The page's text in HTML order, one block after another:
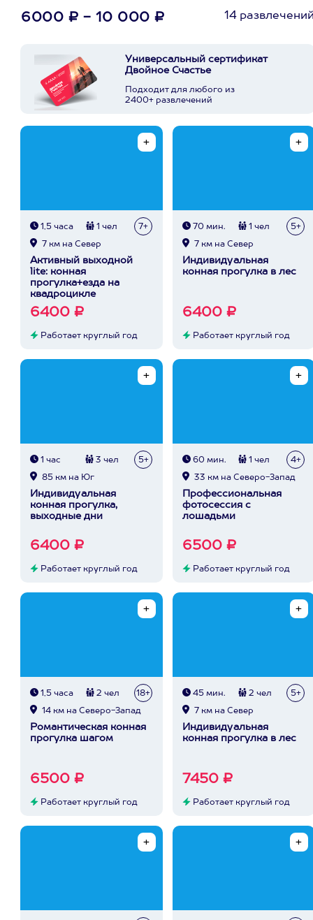
6000 ₽ - 10 000 ₽ 14
Универсальный сертификат
Двойное Счастье
Подходит для любого из
2400+ развлечений
1,5 часа 1 чел 7+
7 км на Север
Активный выходной
lite: конная
прогулка+езда на
квадроцикле
6400 ₽
Работает круглый год
70 мин. 1 чел 5+
7 км на Север
Индивидуальная
конная прогулка в лес
6400 ₽
Работает круглый год
1 час 3 чел 5+
85 км на Юг
Индивидуальная
конная прогулка,
выходные дни
6400 ₽
Работает круглый год
60 мин. 1 чел 4+
33 км на Северо-Запад
Профессиональная
фотосессия с
лошадьми
6500 ₽
Работает круглый год
1,5 часа 2 чел 18+
14 км на Северо-Запад
Романтическая конная
прогулка шагом
6500 ₽
Работает круглый год
45 мин. 2 чел 5+
7 км на Север
Индивидуальная
конная прогулка в лес
7450 ₽
Работает круглый год